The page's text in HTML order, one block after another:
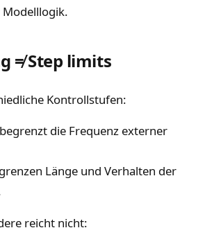
≠ Step limits
Kontrollstufen:
begrenzt die Frequenz externer
Länge und Verhalten der
reicht nicht: